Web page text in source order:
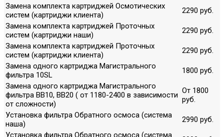
Замена комплекта картриджей Осмотических
систем (картриджи клиента)
2290 руб.
Замена комплекта картриджей Проточных
систем (картриджи наши)
2290 руб.
Замена комплекта картриджей Проточных
систем (картриджи клиента)
2290 руб.
Замена одного картриджа Магистрального
фильтра 10SL
1800 руб.
Замена одного картриджа Магистрального
фильтра ВВ10, ВВ20 ( от 1180-2400 в зависимости
от сложности)
От 1800
руб.
Установка фильтра Обратного осмоса (система
наша)
2990 руб.
Установка фильтра Обратного осмоса (система